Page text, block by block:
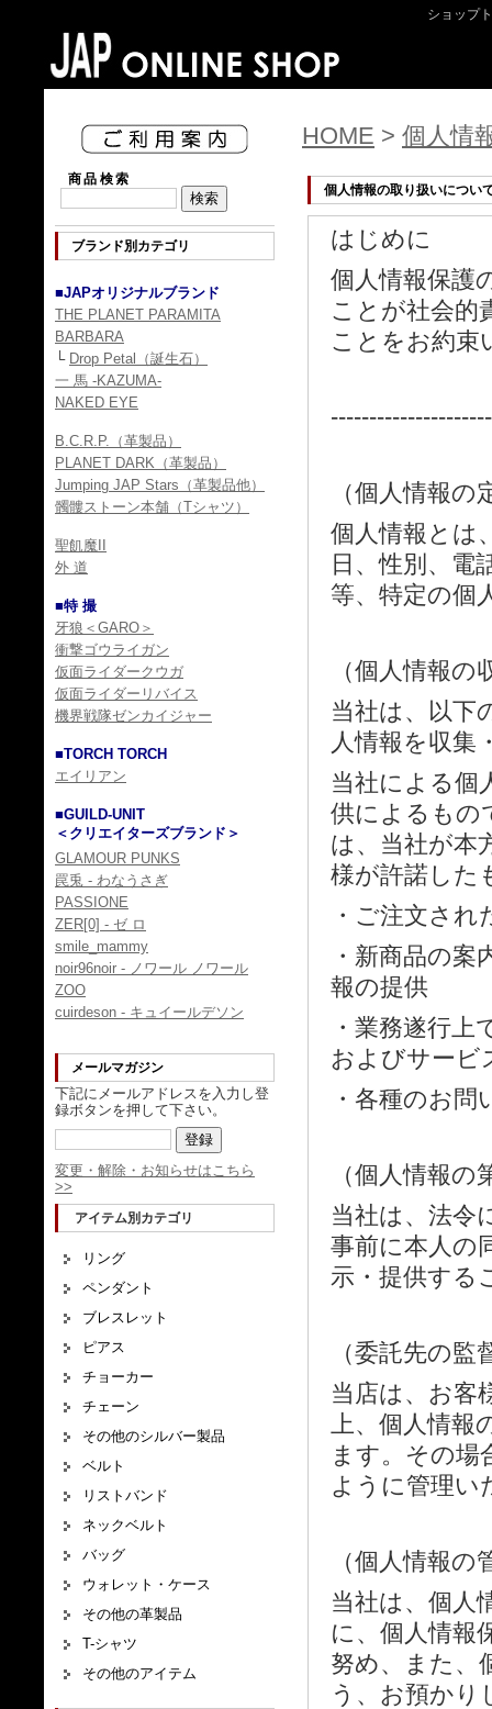
ショップ
商品検索
ブランド別カテゴリ
■JAPオリジナルブランド
THE PLANET PARAMITA
BARBARA
└ Drop Petal（誕生石）
一 馬 -KAZUMA-
NAKED EYE
B.C.R.P.（革製品）
PLANET DARK（革製品）
Jumping JAP Stars（革製品他）
髑髏ストーン本舗（Tシャツ）
聖飢魔II
外 道
■特 撮
牙狼＜GARO＞
衝撃ゴウライガン
仮面ライダークウガ
仮面ライダーリバイス
機界戦隊ゼンカイジャー
■TORCH TORCH
エイリアン
■GUILD-UNIT
＜クリエイターズブランド＞
GLAMOUR PUNKS
罠兎 - わなうさぎ
PASSIONE
ZER[0] - ゼ ロ
smile_mammy
noir96noir - ノワール ノワール
ZOO
cuirdeson - キュイールデソン
メールマガジン
下記にメールアドレスを入力し登
録ボタンを押して下さい。
変更・解除・お知らせはこちら
>>
アイテム別カテゴリ
リング
ペンダント
ブレスレット
ピアス
チョーカー
チェーン
その他のシルバー製品
ベルト
リストバンド
ネックベルト
バッグ
ウォレット・ケース
その他の革製品
T-シャツ
その他のアイテム
HOME > 個人情
個人情報の取り扱いについ
はじめに
個人情報保護
ことが社会的
ことをお約束
（個人情報の
個人情報とは
日、性別、電
等、特定の個
（個人情報の
当社は、以下
人情報を収集
当社による個
供によるもの
は、当社が本
様が許諾した
・ご注文さ
・新商品の
報の提供
・業務遂行
およびサービ
・各種のお問
（個人情報の
当社は、法令
事前に本人の
示・提供する
（委託先の監
当店は、お客
上、個人情報
ます。その場
ように管理い
（個人情報の
当社は、個人
に、個人情報
努め、また、
う、お預かり